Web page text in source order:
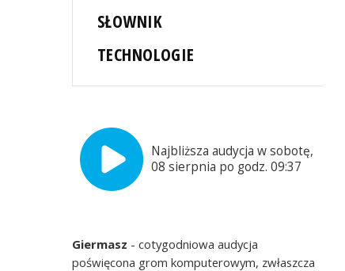
SŁOWNIK
TECHNOLOGIE
Najbliższa audycja w sobotę,
08 sierpnia po godz. 09:37
Giermasz - cotygodniowa audycja
poświęcona grom komputerowym, zwłaszcza